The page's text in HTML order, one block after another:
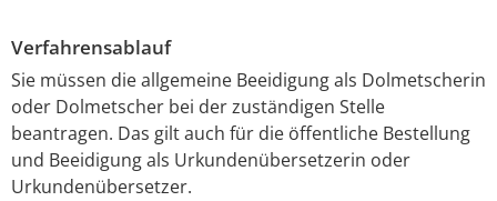
Verfahrensablauf
Sie müssen die allgemeine Beeidigung als Dolmetscherin
oder Dolmetscher bei der zuständigen Stelle
beantragen. Das gilt auch für die öffentliche Bestellung
und Beeidigung als Urkundenübersetzerin oder
Urkundenübersetzer.